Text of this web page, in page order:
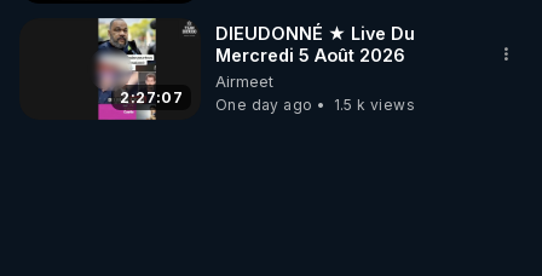
2:27:07
DIEUDONNÉ ★ Live Du
Mercredi 5 Août 2026
Airmeet
One day ago
1.5 k views